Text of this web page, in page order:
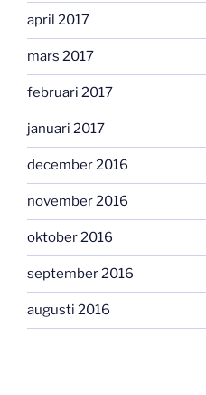
april 2017
mars 2017
februari 2017
januari 2017
december 2016
november 2016
oktober 2016
september 2016
augusti 2016